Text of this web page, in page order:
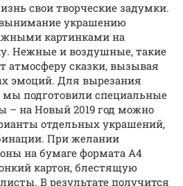
свои творческие задумки.
украшению
картинками на
Нежные и воздушные, такие
атмосферу сказки, вызывая
эмоций. Для вырезания
мы подготовили специальные
– на Новый 2019 год можно
отдельных украшений,
При желании
на бумаге формата А4
картон, блестящую
В результате получится